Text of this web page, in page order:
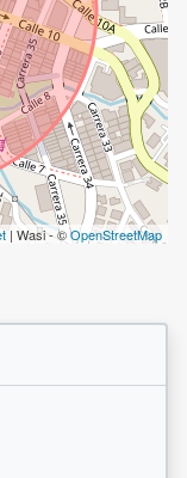
| Wasi - ©OpenStreetMap